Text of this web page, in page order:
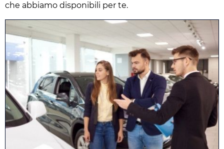
che abbiamo disponibili per te.